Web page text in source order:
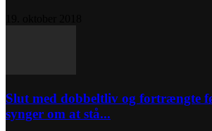
Slut med dobbeltliv og fortrængte
synger om at stå...